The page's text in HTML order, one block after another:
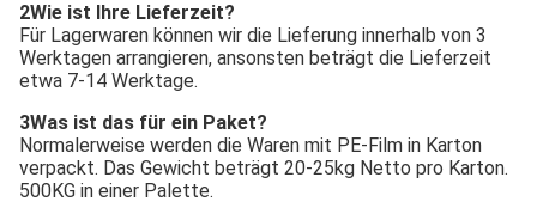
2Wie ist Ihre Lieferzeit?
Für Lagerwaren können wir die Lieferung innerhalb von 3
Werktagen arrangieren, ansonsten beträgt die Lieferzeit
etwa 7-14 Werktage.
3Was ist das für ein Paket?
Normalerweise werden die Waren mit PE-Film in Karton
verpackt. Das Gewicht beträgt 20-25kg Netto pro Karton.
500KG in einer Palette.